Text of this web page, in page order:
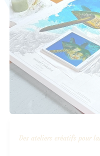
Des ateliers créatifs pour